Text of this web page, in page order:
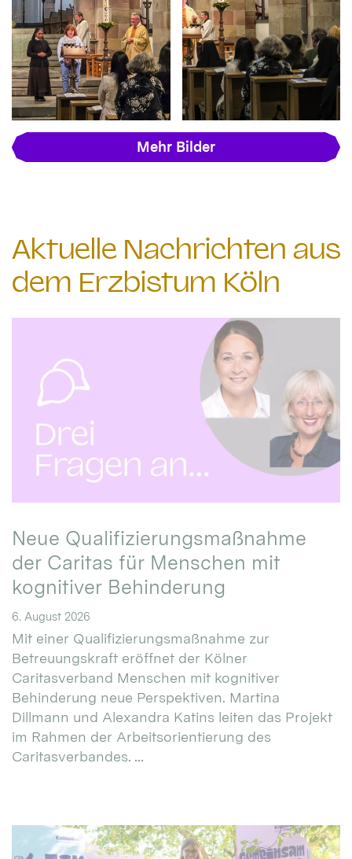
Mehr Bilder
Aktuelle Nachrichten aus
dem Erzbistum Köln
Neue Qualifizierungsmaßnahme
der Caritas für Menschen mit
kognitiver Behinderung
6. August 2026
Mit einer Qualifizierungsmaßnahme zur
Betreuungskraft eröffnet der Kölner
Caritasverband Menschen mit kognitiver
Behinderung neue Perspektiven. Martina
Dillmann und Alexandra Katins leiten das Projekt
im Rahmen der Arbeitsorientierung des
Caritasverbandes. ...